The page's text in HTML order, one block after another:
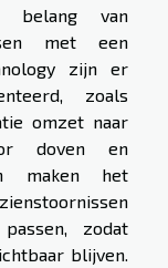
belang van
met een
zijn er
zoals
omzet naar
doven en
maken het
zodat
blijven.